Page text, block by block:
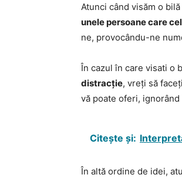
Atunci când visăm o
unele persoane care
ne, provocându-ne
În cazul în care visati o
distracție, vreți să
vă poate oferi,
Citește și:
În altă ordine de idei,